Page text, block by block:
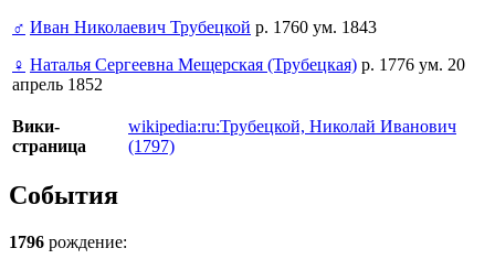
♂ Иван Николаевич Трубецкой р. 1760 ум. 1843
♀ Наталья Сергеевна Мещерская (Трубецкая) р. 1776 ум. 20
апрель 1852
Вики-
страница
wikipedia:ru:Трубецкой, Николай Иванович
(1797)
События
1796 рождение: